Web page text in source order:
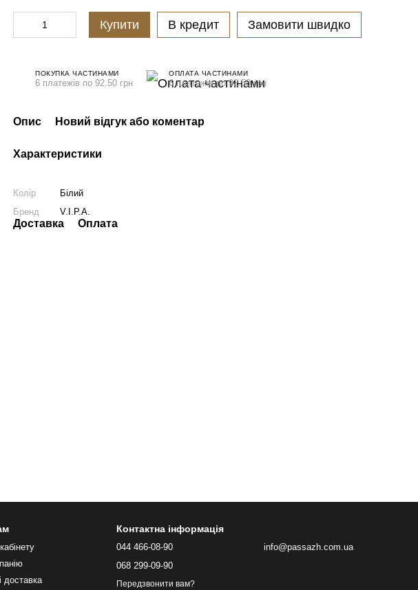
Купити В кредит Замовити швидко
ПОКУПКА ЧАСТИНАМИ
6 платежів по 92.50 грн
ОПЛАТА ЧАСТИНАМИ
6 платежів по 92.50 грн
Опис Новий відгук або коментар
Характеристики
Колір
Білий
Бренд
V.I.P.A.
Доставка Оплата
доставка
Контактна інформація
044 466-08-90
068 299-09-90
Передзвонити вам?
info@passazh.com.ua